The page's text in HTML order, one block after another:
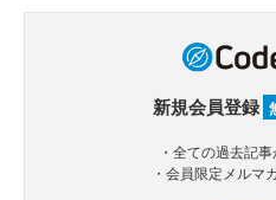
新規会員登録
・全ての過去記
・会員限定メルマ